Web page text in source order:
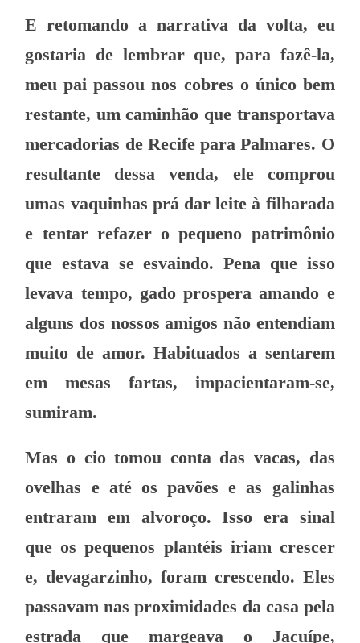
E retomando a narrativa da volta, eu
gostaria de lembrar que, para fazê-la,
meu pai passou nos cobres o único bem
restante, um caminhão que transportava
mercadorias de Recife para Palmares. O
resultante dessa venda, ele comprou
umas vaquinhas prá dar leite à filharada
e tentar refazer o pequeno patrimônio
que estava se esvaindo. Pena que isso
levava tempo, gado prospera amando e
alguns dos nossos amigos não entendiam
muito de amor. Habituados a sentarem
em mesas fartas, impacientaram-se,
sumiram.
Mas o cio tomou conta das vacas, das
ovelhas e até os pavões e as galinhas
entraram em alvoroço. Isso era sinal
que os pequenos plantéis iriam crescer
e, devagarzinho, foram crescendo. Eles
passavam nas proximidades da casa pela
estrada que margeava o Jacuípe,